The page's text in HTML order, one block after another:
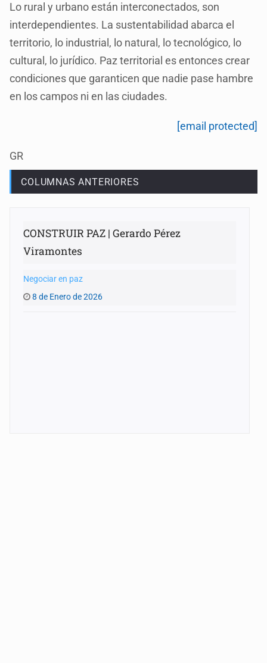
Lo rural y urbano están interconectados, son
interdependientes. La sustentabilidad abarca el
territorio, lo industrial, lo natural, lo tecnológico, lo
cultural, lo jurídico. Paz territorial es entonces crear
condiciones que garanticen que nadie pase hambre
en los campos ni en las ciudades.
[email protected]
GR
COLUMNAS ANTERIORES
CONSTRUIR PAZ | Gerardo Pérez
Viramontes
Negociar en paz
8 de Enero de 2026